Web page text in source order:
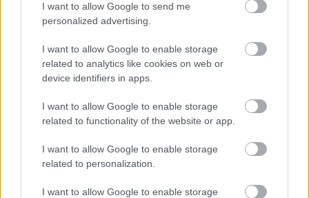
I want to allow Google to send me
personalized advertising.
I want to allow Google to enable storage
related to analytics like cookies on web or
device identifiers in apps.
I want to allow Google to enable storage
related to functionality of the website or app.
I want to allow Google to enable storage
related to personalization.
I want to allow Google to enable storage
Θεσσαλονίκη Βίντεο
Κοινωνία